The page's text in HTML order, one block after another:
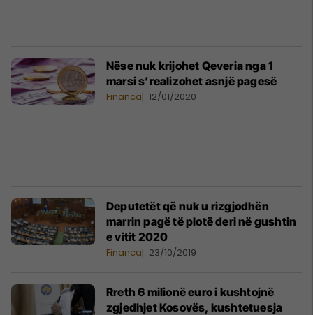
Nëse nuk krijohet Qeveria nga 1
marsi s’realizohet asnjë pagesë
Financa 12/01/2020
Deputetët që nuk u rizgjodhën
marrin pagë të plotë deri në gushtin
e vitit 2020
Financa 23/10/2019
Rreth 6 milionë euro i kushtojnë
zgjedhjet Kosovës, kushtetuesja